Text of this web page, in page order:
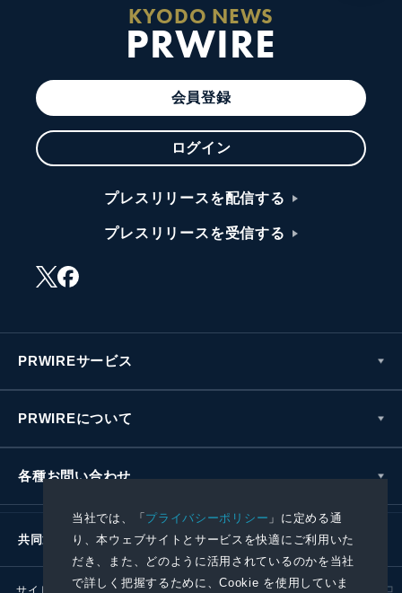
当社では、「プライバシーポリシー 」に定める通
り、本ウェブサイトとサービスを快適にご利用いた
だき、また、どのように活用されているのかを当社
で詳しく把握するために、Cookie を使用していま
KYODO NEWS
PRWIRE
会員登録
ログイン
プレスリリースを配信する
プレスリリースを受信する
PRWIREサービス
PRWIREについて
各種お問い合わせ
共同通信社グループ
サイトポリシー プライバシーポリシー